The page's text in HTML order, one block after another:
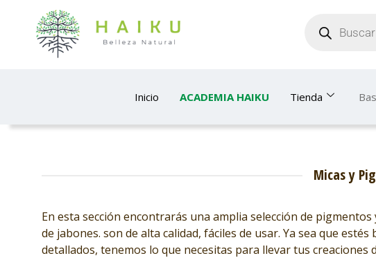
Inicio ACADEMIA HAIKU Tienda
Micas y
En esta sección encontrarás una amplia selección de
de jabones. son de alta calidad, fáciles de usar. Ya sea que
detallados, tenemos lo que necesitas para llevar tus creaciones